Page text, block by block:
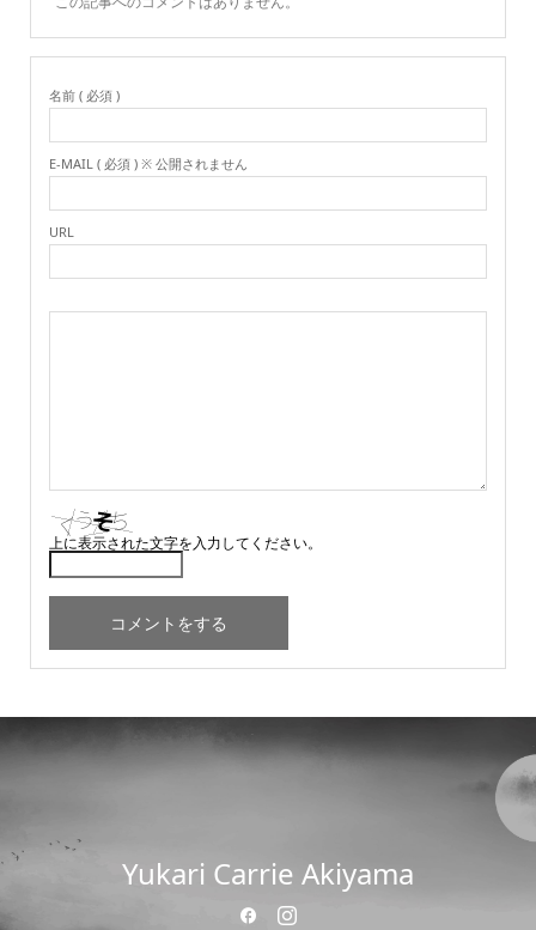
名前 ( 必須 )
E-MAIL ( 必須 ) ※ 公開されません
URL
上に表示された文字を入力してください。
Yukari Carrie Akiyama